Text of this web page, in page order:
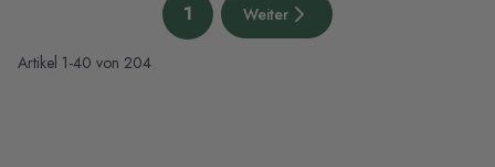
Artikel 1-40 von 204
Sie lesen gerade die Seite
1 Nächste Seite
Weiter